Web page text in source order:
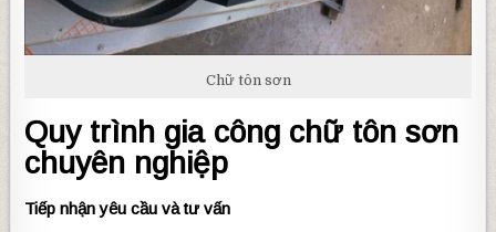
Chữ tôn sơn
Quy trình gia công chữ tôn sơn
chuyên nghiệp
Tiếp nhận yêu cầu và tư vấn